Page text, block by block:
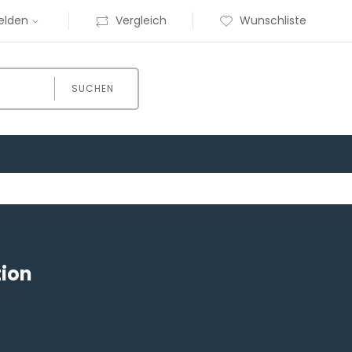
Vergleich Wunschliste
SUCHEN